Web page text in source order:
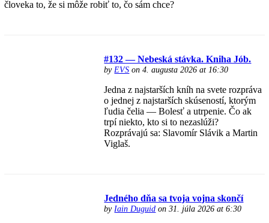
človeka to, že si môže robiť to, čo sám chce?
#132 — Nebeská stávka. Kniha Jób.
by EVS on 4. augusta 2026 at 16:30
Jedna z najstarších kníh na svete rozpráva
o jednej z najstarších skúseností, ktorým
ľudia čelia — Bolesť a utrpenie. Čo ak
trpí niekto, kto si to nezaslúži?
Rozprávajú sa: Slavomír Slávik a Martin
Viglaš.
Jedného dňa sa tvoja vojna skončí
by Iain Duguid on 31. júla 2026 at 6:30